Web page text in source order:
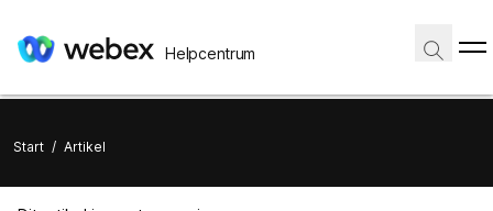
Helpcentrum
Start / Artikel